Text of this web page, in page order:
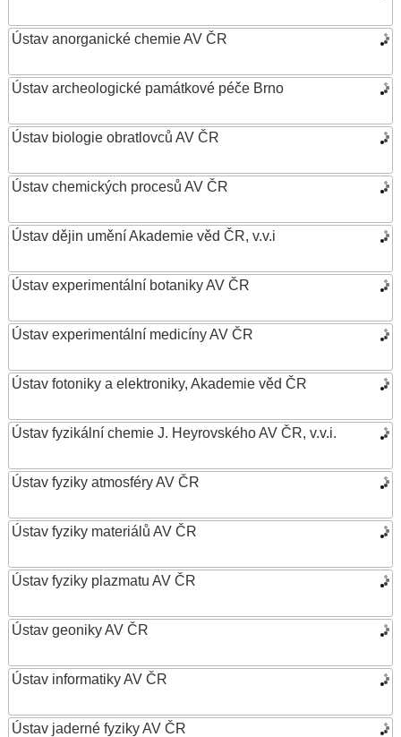
Ústav anorganické chemie AV ČR
Ústav archeologické památkové péče Brno
Ústav biologie obratlovců AV ČR
Ústav chemických procesů AV ČR
Ústav dějin umění Akademie věd ČR, v.v.i
Ústav experimentální botaniky AV ČR
Ústav experimentální medicíny AV ČR
Ústav fotoniky a elektroniky, Akademie věd ČR
Ústav fyzikální chemie J. Heyrovského AV ČR, v.v.i.
Ústav fyziky atmosféry AV ČR
Ústav fyziky materiálů AV ČR
Ústav fyziky plazmatu AV ČR
Ústav geoniky AV ČR
Ústav informatiky AV ČR
Ústav jaderné fyziky AV ČR